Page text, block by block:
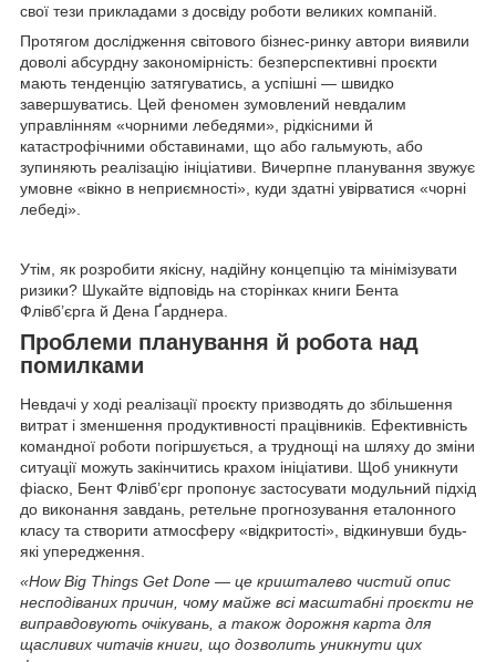
свої тези прикладами з досвіду роботи великих компаній.
Протягом дослідження світового бізнес-ринку автори виявили
доволі абсурдну закономірність: безперспективні проєкти
мають тенденцію затягуватись, а успішні — швидко
завершуватись. Цей феномен зумовлений невдалим
управлінням «чорними лебедями», рідкісними й
катастрофічними обставинами, що або гальмують, або
зупиняють реалізацію ініціативи. Вичерпне планування звужує
умовне «вікно в неприємності», куди здатні увірватися «чорні
лебеді».
Утім, як розробити якісну, надійну концепцію та мінімізувати
ризики? Шукайте відповідь на сторінках книги Бента
Флівб’єрга й Дена Ґарднера.
Проблеми планування й робота над
помилками
Невдачі у ході реалізації проєкту призводять до збільшення
витрат і зменшення продуктивності працівників. Ефективність
командної роботи погіршується, а труднощі на шляху до зміни
ситуації можуть закінчитись крахом ініціативи. Щоб уникнути
фіаско, Бент Флівб’єрг пропонує застосувати модульний підхід
до виконання завдань, ретельне прогнозування еталонного
класу та створити атмосферу «відкритості», відкинувши будь-
які упередження.
«How Big Things Get Done — це кришталево чистий опис
несподіваних причин, чому майже всі масштабні проєкти не
виправдовують очікувань, а також дорожня карта для
щасливих читачів книги, що дозволить уникнути цих